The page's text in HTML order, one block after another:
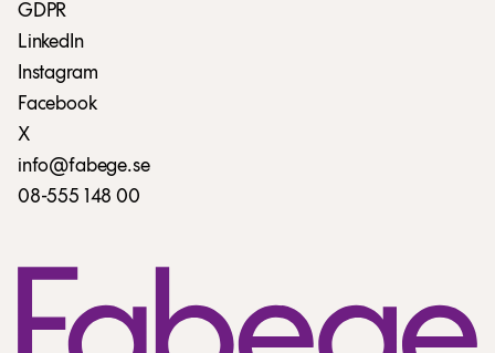
GDPR
LinkedIn
Instagram
Facebook
X
info@fabege.se
08-555 148 00